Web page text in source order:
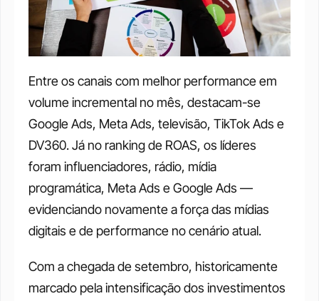
Entre os canais com melhor performance em
volume incremental no mês, destacam-se
Google Ads, Meta Ads, televisão, TikTok Ads e
DV360. Já no ranking de ROAS, os líderes
foram influenciadores, rádio, mídia
programática, Meta Ads e Google Ads —
evidenciando novamente a força das mídias
digitais e de performance no cenário atual.
Com a chegada de setembro, historicamente
marcado pela intensificação dos investimentos